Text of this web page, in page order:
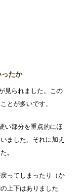
たか
見られました。この
とが多いです。
い部分を重点的にほ
ました。それに加え
。
ってしまったり（か
上下はありました